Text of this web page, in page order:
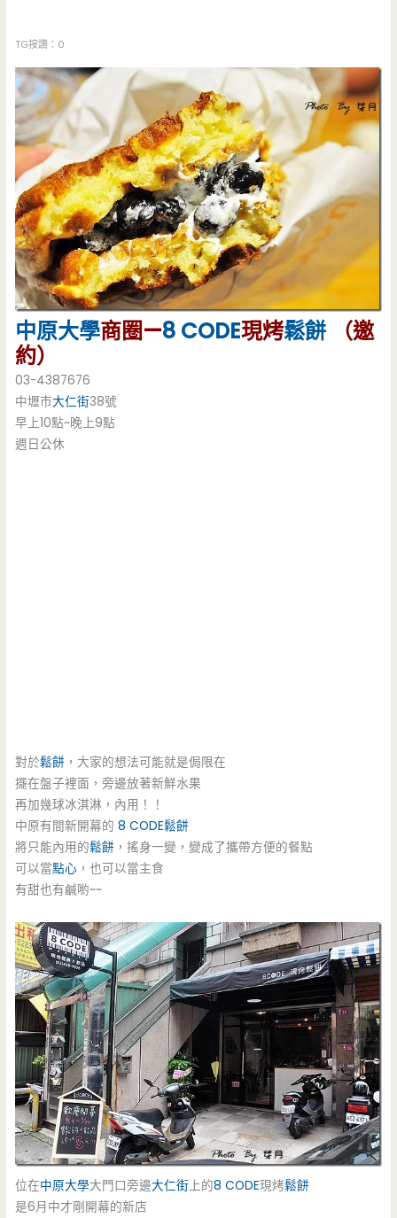
TG按讚：0
中原大學商圈—8 CODE現烤鬆餅 （邀
約）
03-4387676
中壢市大仁街38號
早上10點~晚上9點
週日公休
對於鬆餅 ，大家的想法可能就是侷限在
擺在盤子裡面，旁邊放著新鮮水果
再加幾球冰淇淋，內用！！
中原有間新開幕的8 CODE鬆餅
將只能內用的鬆餅 ，搖身一變，變成了攜帶方便的餐點
可以當點心 ，也可以當主食
有甜也有鹹喲~~
位在中原大學大門口旁邊大仁街 上的8 CODE現烤鬆餅
是6月中才剛開幕的新店